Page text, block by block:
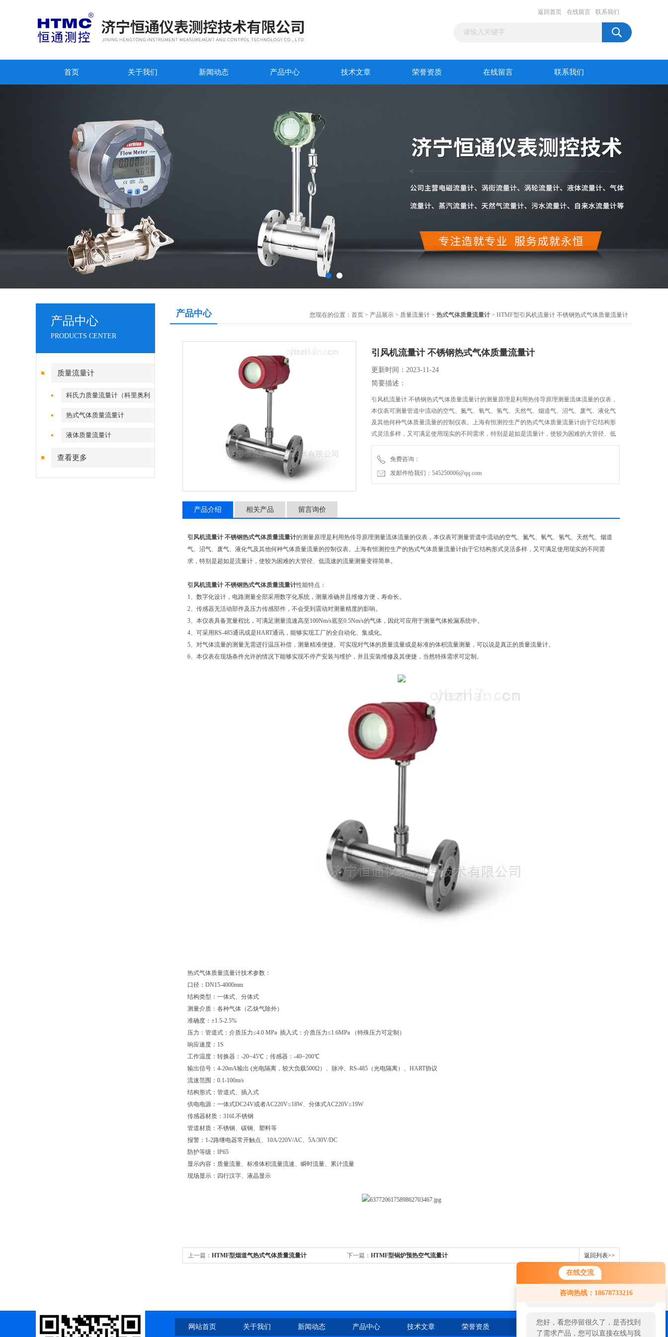
在线交流
咨询热线：18678733216
您好！欢迎前来咨询，很高兴为您
服务，请问您要咨询什么问题呢？
您好，看您停留很久了，是否找到
了需求产品，您可以直接在线与我
返回首页 在线留言 联系我们
首页 关于我们 新闻动态 产品中心 技术文章 荣誉资质 在线留言 联系我们
产品中心
PRODUCTS CENTER
质量流量计
科氏力质量流量计（科里奥利
流量计）
热式气体质量流量计
液体质量流量计
查看更多
产品中心 您现在的位置： 首页 > 产品展示 > 质量流量计 > 热式气体质量流量计 > HTMF型引风机流量计 不锈钢热式气体质量流量计
引风机流量计 不锈钢热式气体质量流量计
更新时间：2023-11-24
简要描述：
引风机流量计 不锈钢热式气体质量流量计的测量原理是利用热传导原理测量流体流量的仪表，
本仪表可测量管道中流动的空气、氮气、氧气、氢气、天然气、烟道气、沼气、废气、液化气
及其他何种气体质量流量的控制仪表。上海有恒测控生产的热式气体质量流量计由于它结构形
式灵活多样，又可满足使用现实的不同需求，特别是超如是流量计，使较为困难的大管径、低
流速的流量测量变得简单。
免费咨询：
发邮件给我们：545250006@qq.com
产品介绍 相关产品 留言询价
引风机流量计 不锈钢热式气体质量流量计的测量原理是利用热传导原理测量流体流量的仪表，本仪表可测量管道中流动的空气、氮气、氧气、氢气、天然气、烟道
气、沼气、废气、液化气及其他何种气体质量流量的控制仪表。上海有恒测控生产的热式气体质量流量计由于它结构形式灵活多样，又可满足使用现实的不同需
求，特别是超如是流量计，使较为困难的大管径、低流速的流量测量变得简单。
引风机流量计 不锈钢热式气体质量流量计性能特点：
1、数字化设计，电路测量全部采用数字化系统，测量准确并且维修方便，寿命长。
2、传感器无活动部件及压力传感部件，不会受到震动对测量精度的影响。
3、本仪表具备宽量程比，可满足测量流速高至100Nm/s底至0.5Nm/s的气体，因此可应用于测量气体捡漏系统中。
4、可采用RS-485通讯或是HART通讯，能够实现工厂的全自动化、集成化。
5、对气体流量的测量无需进行温压补偿，测量精准便捷。可实现对气体的质量流量或是标准的体积流量测量，可以说是真正的质量流量计。
6、本仪表在现场条件允许的情况下能够实现不停产安装与维护，并且安装维修及其便捷，当然特殊需求可定制。
热式气体质量流量计技术参数：
口径：DN15-4000mm
结构类型：一体式、分体式
测量介质：各种气体（乙炔气除外）
准确度：±1.5-2.5%
压力：管道式：介质压力≤4.0 MPa 插入式：介质压力≤1.6MPa （特殊压力可定制）
响应速度：1S
工作温度：转换器：-20~45℃；传感器：-40~200℃
输出信号：4-20mA输出 (光电隔离，较大负载500Ω）、脉冲、RS-485（光电隔离）、HART协议
流速范围：0.1-100m/s
结构形式：管道式、插入式
供电电源：一体式DC24V或者AC220V≤18W、分体式AC220V≤19W
传感器材质：316L不锈钢
管道材质：不锈钢、碳钢、塑料等
报警：1-2路继电器常开触点、10A/220V/AC、5A/30V/DC
防护等级：IP65
显示内容：质量流量、标准体积流量流速、瞬时流量、累计流量
现场显示：四行汉字、液晶显示
上一篇： HTMF型烟道气热式气体质量流量计 下一篇： HTMF型锅炉预热空气流量计 返回列表>>
网站首页 关于我们 新闻动态 产品中心 技术文章 荣誉资质 在线留言 联系我们